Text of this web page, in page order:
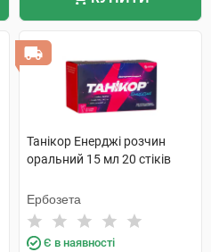
Танікор Енерджі розчин
оральний 15 мл 20 стіків
Ербозета
Є в наявності